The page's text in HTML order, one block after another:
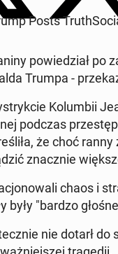
Posts
powiedzi­ał po
Trumpa -
Kolumbii
podczas
że choć
znacznie
chaos i
były "bardzo
nie dotarł do